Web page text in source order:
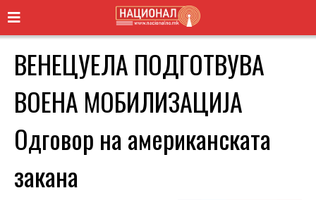
ВЕНЕЦУЕЛА ПОДГОТВУВА
ВОЕНА МОБИЛИЗАЦИЈА
Одговор на американската
закана